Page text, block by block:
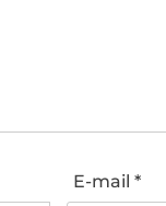
E-mail*